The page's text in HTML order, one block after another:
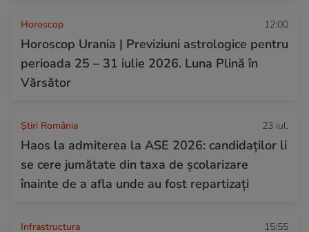
Horoscop 12:00
Horoscop Urania | Previziuni astrologice pentru
perioada 25 – 31 iulie 2026. Luna Plină în
Vărsător
Știri România 23 iul.
Haos la admiterea la ASE 2026: candidaților li
se cere jumătate din taxa de școlarizare
înainte de a afla unde au fost repartizați
Infrastructura 15:55